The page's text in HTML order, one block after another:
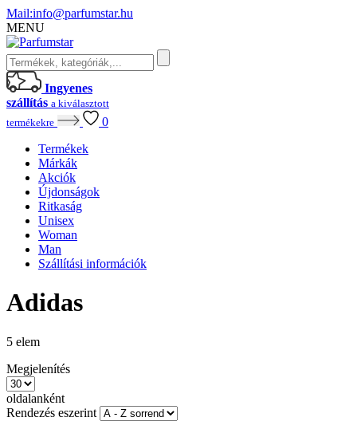
Mail:info@parfumstar.hu
MENU
Ingyenes
szállítás a kiválasztott
termékekre
0
Termékek
Márkák
Akciók
Újdonságok
Ritkaság
Unisex
Woman
Man
Szállítási információk
Adidas
5 elem
Megjelenítés
oldalanként
Rendezés eszerint